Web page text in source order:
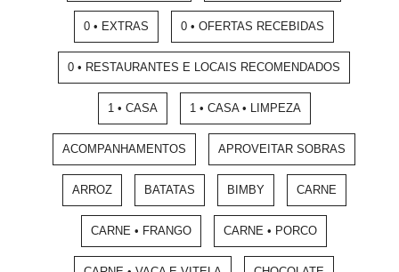
0 • EXTRAS 0 • OFERTAS RECEBIDAS
0 • RESTAURANTES E LOCAIS RECOMENDADOS
1 • CASA 1 • CASA • LIMPEZA
ACOMPANHAMENTOS APROVEITAR SOBRAS
ARROZ BATATAS BIMBY CARNE
CARNE • FRANGO CARNE • PORCO